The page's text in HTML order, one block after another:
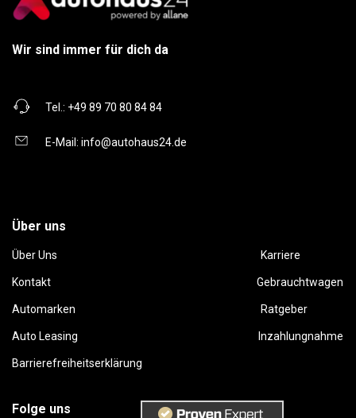
Wir sind immer für dich da
Tel.: +49 89 70 80 84 84
E-Mail: info@autohaus24.de
Über uns
Über Uns Karriere
Kontakt Gebrauchtwagen
Automarken Ratgeber
Auto Leasing Inzahlungnahme
Barrierefreiheitserklärung
Folge uns